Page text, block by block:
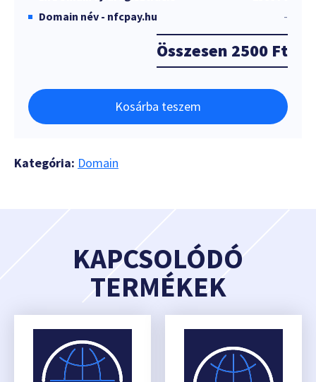
Domain név - nfcpay.hu
-
Összesen 2500 Ft
Kosárba teszem
Kategória: Domain
KAPCSOLÓDÓ
TERMÉKEK